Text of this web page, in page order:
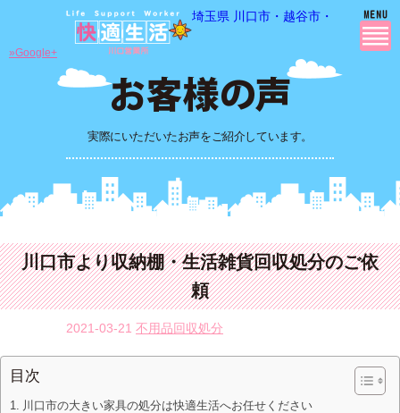
埼玉県 川口市・越谷市・さいたま
実際にいただいたお声をご紹介しています。
»Google+
川口市より収納棚・生活雑貨回収処分のご依
頼
2021-03-21 不用品回収処分
目次
川口市の大きい家具の処分は快適生活へお任せください